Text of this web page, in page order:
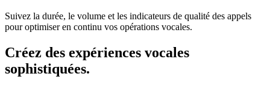
Suivez la durée, le volume et les indicateurs de qualité des appels
pour optimiser en continu vos opérations vocales.
Créez des expériences vocales
sophistiquées.